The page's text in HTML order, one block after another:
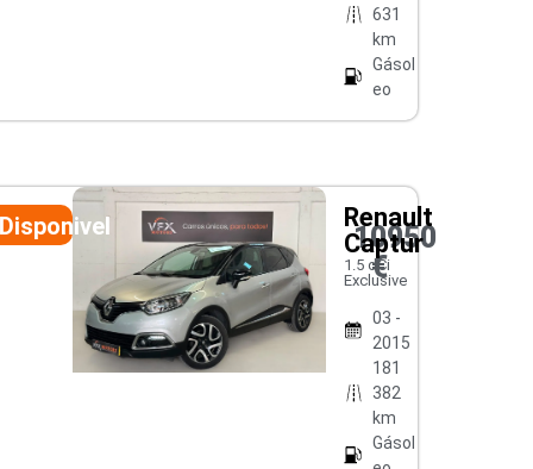
631
km
Gásol
eo
Disponivel
Renault
Captur
1.5 dCi
Exclusive
03 -
2015
181
382
km
Gásol
10950
€